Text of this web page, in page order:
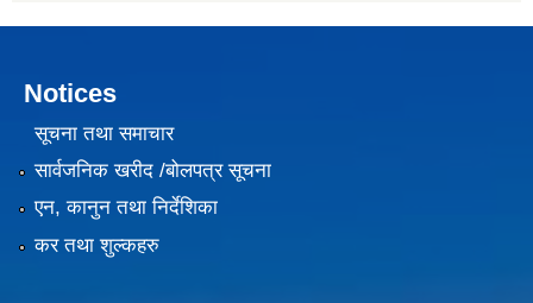
Notices
सूचना तथा समाचार
सार्वजनिक खरीद /बोलपत्र सूचना
एन, कानुन तथा निर्देशिका
कर तथा शुल्कहरु